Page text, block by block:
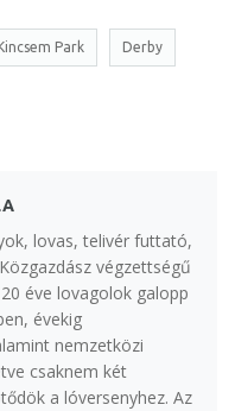
Kincsem Park Derby
lovas, telivér futtató,
végzettségű
éve lovagolok galopp
évekig
nemzetközi
csaknem két
a lóversenyhez. Az